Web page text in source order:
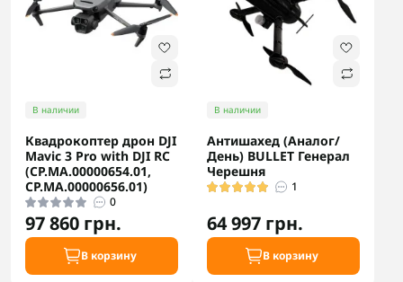
В наличии
Квадрокоптер дрон DJI
Mavic 3 Pro with DJI RC
(CP.MA.00000654.01,
CP.MA.00000656.01)
0
97 860 грн.
В корзину
В наличии
Антишахед (Аналог/
День) BULLET Генерал
Черешня
1
64 997 грн.
В корзину